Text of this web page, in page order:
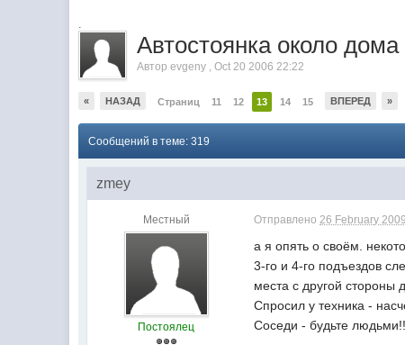
.
Автостоянка около дома
Авторevgeny ,Oct 20 2006 22:22
« НАЗАД Страниц 11 12 13 14 15 ВПЕРЕД »
Сообщений в теме: 319
zmey
Местный
Постоялец
Отправлено26 February
а я опять о своём.
3-го и 4-го подъездов
места с другой стороны
Спросил у техника -
Соседи - будьте